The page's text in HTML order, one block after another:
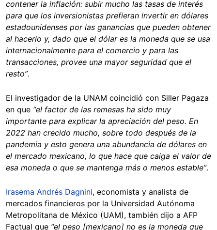
contener la inflación: subir mucho las tasas de interés
para que los inversionistas prefieran invertir en dólares
estadounidenses por las ganancias que pueden obtener
al hacerlo y, dado que el dólar es la moneda que se usa
internacionalmente para el comercio y para las
transacciones, provee una mayor seguridad que el
resto”.
El investigador de la UNAM coincidió con Siller Pagaza
en que “el factor de las remesas ha sido muy
importante para explicar la apreciación del peso. En
2022 han crecido mucho, sobre todo después de la
pandemia y esto genera una abundancia de dólares en
el mercado mexicano, lo que hace que caiga el valor de
esa moneda o que se mantenga más o menos estable”.
Irasema Andrés Dagnini, economista y analista de
mercados financieros por la Universidad Autónoma
Metropolitana de México (UAM), también dijo a AFP
Factual que “el peso [mexicano] no es la moneda que